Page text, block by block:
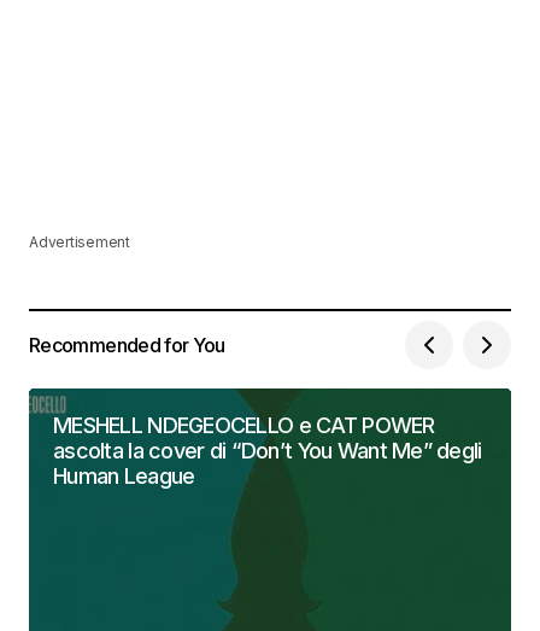
Advertisement
Recommended for You
MESHELL NDEGEOCELLO e CAT POWER
ascolta la cover di “Don’t You Want Me” degli
Human League